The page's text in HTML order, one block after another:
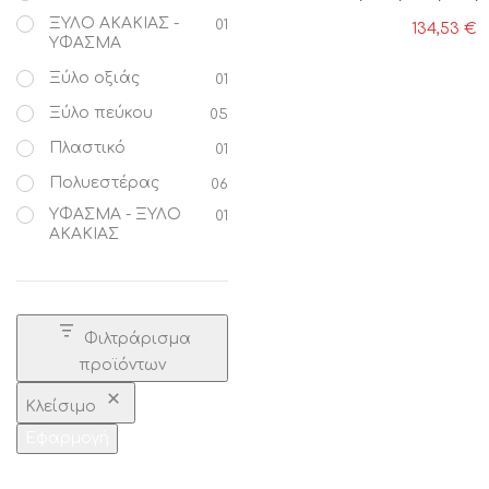
134,53€
ΞΥΛΟ ΑΚΑΚΙΑΣ -
ΥΦΑΣΜΑ
01
Ξύλο οξιάς 01
Ξύλο πεύκου 05
Πλαστικό 01
Πολυεστέρας 06
ΥΦΑΣΜΑ - ΞΥΛΟ
ΑΚΑΚΙΑΣ
01
Φιλτράρισμα
προϊόντων
Κλείσιμο